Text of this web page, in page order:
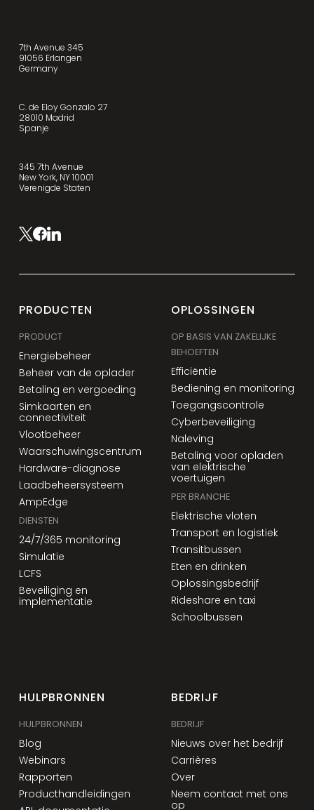
7th Avenue 345
91056 Erlangen
Germany
C. de Eloy Gonzalo 27
28010 Madrid
Spanje
345 7th Avenue
New York, NY 10001
Verenigde Staten
PRODUCTEN
PRODUCT
Energiebeheer
Beheer van de oplader
Betaling en vergoeding
Simkaarten en
connectiviteit
Vlootbeheer
Waarschuwingscentrum
Hardware-diagnose
Laadbeheersysteem
AmpEdge
DIENSTEN
24/7/365 monitoring
Simulatie
LCFS
Beveiliging en
implementatie
OPLOSSINGEN
OP BASIS VAN ZAKELIJKE
BEHOEFTEN
Efficiëntie
Bediening en monitoring
Toegangscontrole
Cyberbeveiliging
Naleving
Betaling voor opladen
van elektrische
voertuigen
PER BRANCHE
Elektrische vloten
Transport en logistiek
Transitbussen
Eten en drinken
Oplossingsbedrijf
Rideshare en taxi
Schoolbussen
HULPBRONNEN
HULPBRONNEN
Blog
Webinars
Rapporten
Producthandleidingen
BEDRIJF
BEDRIJF
Nieuws over het bedrijf
Carrières
Over
Neem contact met ons
op